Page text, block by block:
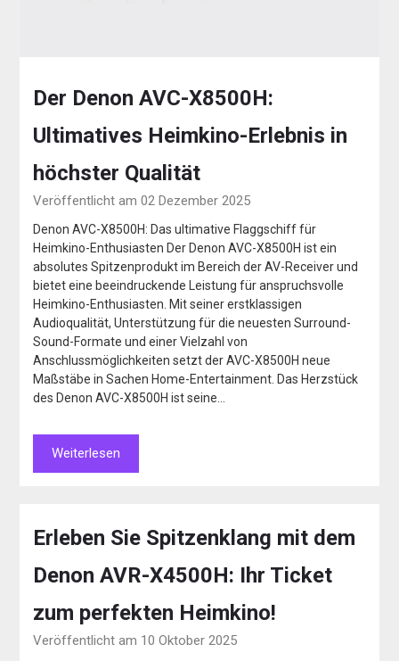
Der Denon AVC-X8500H:
Ultimatives Heimkino-Erlebnis in
höchster Qualität
Veröffentlicht am 02 Dezember 2025
Denon AVC-X8500H: Das ultimative Flaggschiff für
Heimkino-Enthusiasten Der Denon AVC-X8500H ist ein
absolutes Spitzenprodukt im Bereich der AV-Receiver und
bietet eine beeindruckende Leistung für anspruchsvolle
Heimkino-Enthusiasten. Mit seiner erstklassigen
Audioqualität, Unterstützung für die neuesten Surround-
Sound-Formate und einer Vielzahl von
Anschlussmöglichkeiten setzt der AVC-X8500H neue
Maßstäbe in Sachen Home-Entertainment. Das Herzstück
des Denon AVC-X8500H ist seine…
Weiterlesen
Erleben Sie Spitzenklang mit dem
Denon AVR-X4500H: Ihr Ticket
zum perfekten Heimkino!
Veröffentlicht am 10 Oktober 2025